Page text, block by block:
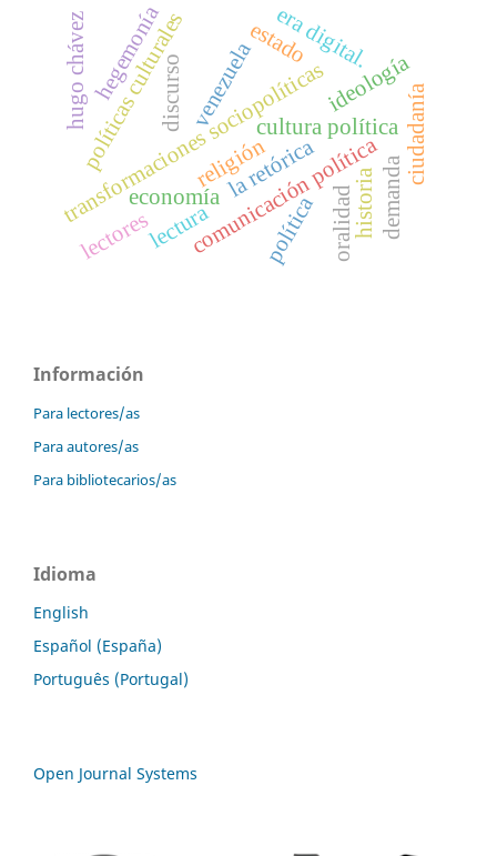
cultura política
transformaciones sociopolíticas
venezuela
comunicación política
políticas culturales
economía política historia
discurso
estado
ciudadanía
era digital.
la retórica
hugo chávezhegemonía ideología
religión
lectura
lectores oralidad demanda
Información
Para lectores/as
Para autores/as
Para bibliotecarios/as
Idioma
English
Español (España)
Português (Portugal)
Open Journal Systems